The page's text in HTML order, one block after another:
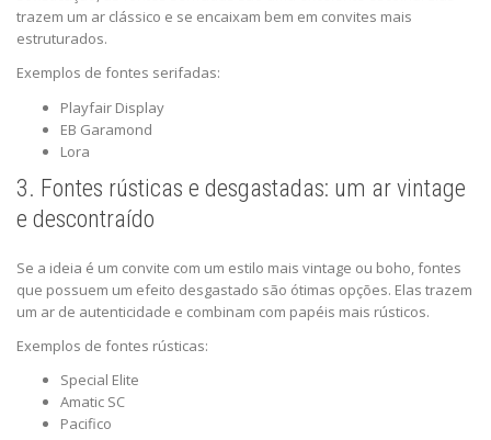
trazem um ar clássico e se encaixam bem em convites mais
estruturados.
Exemplos de fontes serifadas:
Playfair Display
EB Garamond
Lora
3. Fontes rústicas e desgastadas: um ar vintage
e descontraído
Se a ideia é um convite com um estilo mais vintage ou boho, fontes
que possuem um efeito desgastado são ótimas opções. Elas trazem
um ar de autenticidade e combinam com papéis mais rústicos.
Exemplos de fontes rústicas:
Special Elite
Amatic SC
Pacifico